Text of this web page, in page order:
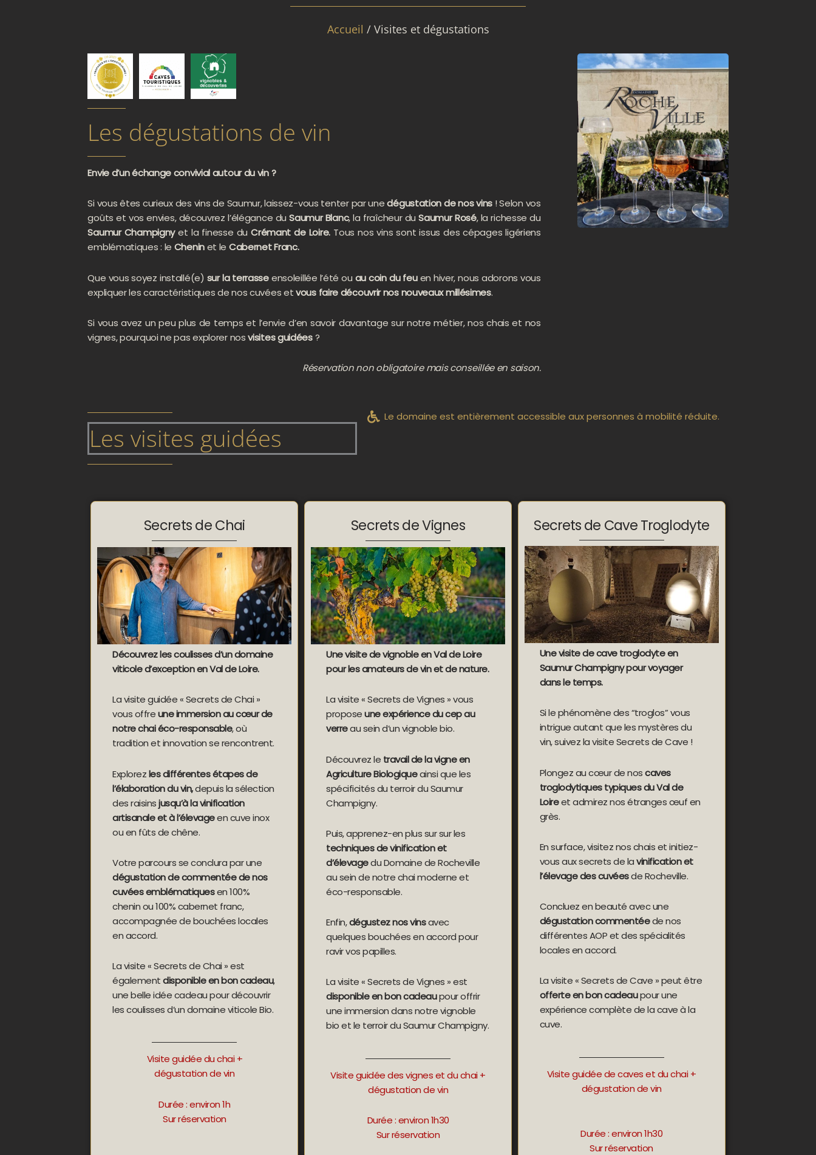
Accueil / Visites et dégustations
Les dégustations de vin
Envie d’un échange convivial autour du vin ?
Si vous êtes curieux des vins de Saumur, laissez-vous tenter par unedégustation de nos vins ! Selon vos
goûts et vos envies, découvrez l’élégance duSaumur Blanc, la fraîcheur duSaumur Rosé, la richesse du
Saumur Champignyet la finesse duCrémant de Loire. Tous nos vins sont issus des cépages ligériens
emblématiques : le Cheninet le Cabernet Franc.
Que vous soyez installé(e) sur la terrasseensoleillée l’été ou au coin du feuen hiver, nous adorons vous
expliquer les caractéristiques de nos cuvées etvous faire découvrir nos nouveaux millésimes.
Si vous avez un peu plus de temps et l’envie d’en savoir davantage sur notre métier, nos chais et nos
vignes, pourquoi ne pas explorer nosvisites guidées?
Réservation non obligatoire mais conseillée en saison.
Les visites guidées
Le domaine est entièrement accessible aux personnes à mobilité réduite.
Secrets de Chai
Découvrez les coulisses d’un domaine
viticole d’exception en Val de Loire.
La visite guidée « Secrets de Chai »
vous offreune immersion au cœur de
notre chai éco-responsable, où
tradition et innovation se rencontrent.
Explorezles différentes étapes de
l’élaboration du vin,depuis la sélection
des raisinsjusqu’à la vinification
artisanale et à l’élevageen cuve inox
ou en fûts de chêne.
Votre parcours se conclura par une
dégustation de commentée de nos
cuvées emblématiquesen 100%
chenin ou 100% cabernet franc,
accompagnée de bouchées locales
en accord.
La visite « Secrets de Chai » est
égalementdisponible en bon cadeau,
une belle idée cadeau pour découvrir
les coulisses d’un domaine viticole Bio.
Visite guidée du chai +
dégustation de vin
Durée : environ 1h
Sur réservation
Secrets de Vignes
Une visite de vignoble en Val de Loire
pour les amateurs de vin et de nature.
La visite « Secrets de Vignes » vous
proposeune expérience du cep au
verreau sein d’un vignoble bio.
Découvrez le travail de la vigne en
Agriculture Biologiqueainsi que les
spécificités du terroir du Saumur
Champigny.
Puis, apprenez-en plus sur sur les
techniques de vinification et
d’élevagedu Domaine de Rocheville
au sein de notre chai moderne et
éco-responsable.
Enfin,dégustez nos vinsavec
quelques bouchées en accord pour
ravir vos papilles.
La visite « Secrets de Vignes » est
disponible en bon cadeaupour offrir
une immersion dans notre vignoble
bio et le terroir du Saumur Champigny.
Visite guidée des vignes et du chai +
dégustation de vin
Durée : environ 1h30
Sur réservation
Secrets de Cave Troglodyte
Une visite de cave troglodyte en
Saumur Champigny pour voyager
dans le temps.
Si le phénomène des “troglos” vous
intrigue autant que les mystères du
vin, suivez la visite Secrets de Cave !
Plongez au cœur de noscaves
troglodytiques typiques du Val de
Loireet admirez nos étrangesœuf en
grès.
En surface, visitez nos chais et initiez-
vous aux secrets de lavinification et
l’élevage des cuvéesde Rocheville.
Concluez en beauté avec une
dégustation commentéede nos
différentes AOP et des spécialités
locales en accord.
La visite « Secrets de Cave » peut être
offerte en bon cadeaupour une
expérience complète de la cave à la
cuve.
Visite guidée de caves et du chai +
dégustation de vin
Durée : environ 1h30
Sur réservation